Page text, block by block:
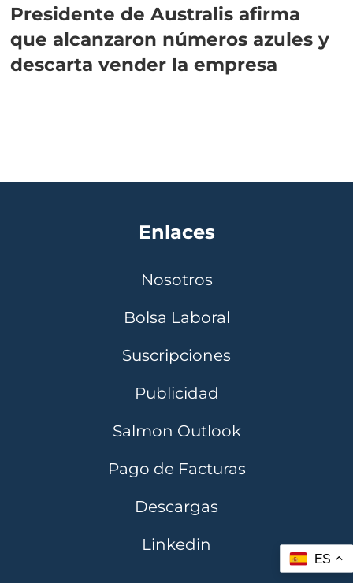
Presidente de Australis afirma
que alcanzaron números azules y
descarta vender la empresa
Enlaces
Nosotros
Bolsa Laboral
Suscripciones
Publicidad
Salmon Outlook
Pago de Facturas
Descargas
Linkedin
ES